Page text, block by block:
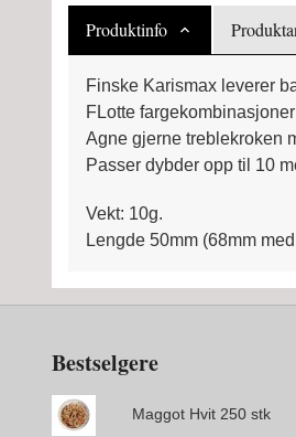
Produktinfo
Finske Karismax leverer
FLotte
Agne gjerne treblekroken
Passer dybder opp til 10
Vekt: 10g.
Lengde 50mm (68mm
Bestselgere
Maggot Hvit 250 stk